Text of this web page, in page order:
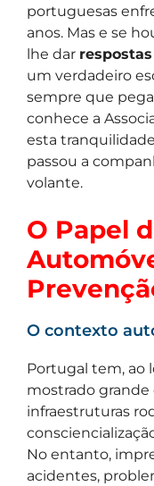
portuguesas
anos. Mas e se
lhe dar
um verdadeiro
sempre que
conhece a
esta
passou a
volante.
O Papel
O contexto
Portugal tem, ao
mostrado
infraestruturas
No entanto,
acidentes,